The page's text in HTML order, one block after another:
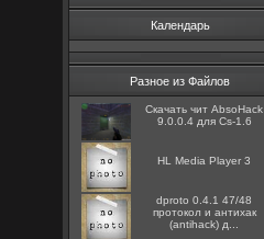
Календарь
Разное из Файлов
Скачать чит AbsoHack
9.0.0.4 для Cs-1.6
HL Media Player 3
dproto 0.4.1 47/48
протокол и антихак
(antihack) д...